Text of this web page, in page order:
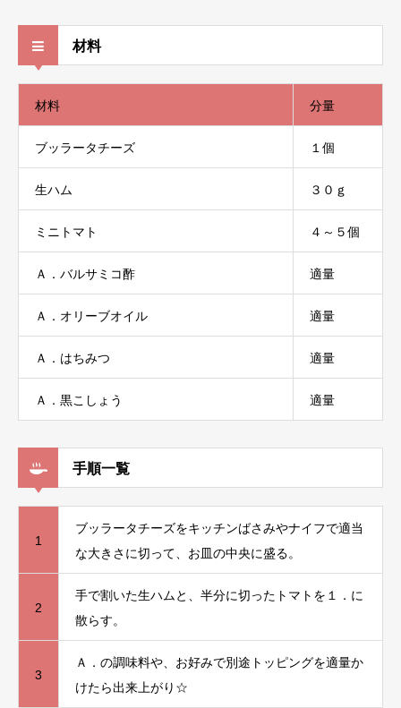
材料
材料 分量
ブッラータチーズ １個
生ハム ３０ｇ
ミニトマト ４～５個
Ａ．バルサミコ酢 適量
Ａ．オリーブオイル 適量
Ａ．はちみつ 適量
Ａ．黒こしょう 適量
手順一覧
1
ブッラータチーズをキッチンばさみやナイフで適当
な大きさに切って、お皿の中央に盛る。
2
手で割いた生ハムと、半分に切ったトマトを１．に
散らす。
3
Ａ．の調味料や、お好みで別途トッピングを適量か
けたら出来上がり☆